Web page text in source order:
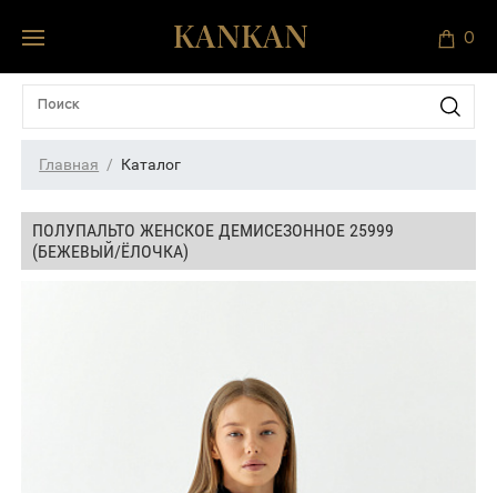
0
Главная Каталог
ПОЛУПАЛЬТО ЖЕНСКОЕ ДЕМИСЕЗОННОЕ 25999
(БЕЖЕВЫЙ/ЁЛОЧКА)